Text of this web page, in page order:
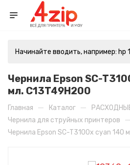
Чернила Epson SC-
мл. C13T49H200
Главная — Каталог —
Чернила для струйных принтеров —
Чернила Epson SC-T3100x cyan 140